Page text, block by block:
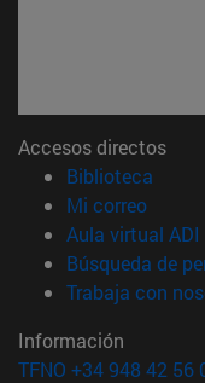
Accesos directos
Biblioteca
Mi correo(abre
Aula virtual ADI
Búsqueda de
Trabaja con
Información
TFNO +34 948 42 56